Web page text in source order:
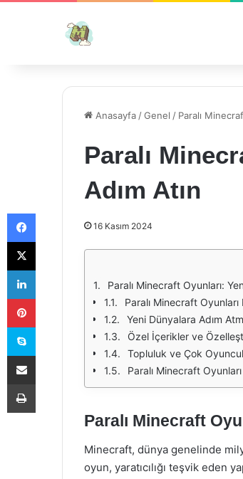
Anasayfa /Genel / Paralı
Paralı
Adım Atın
16 Kasım 2024
Paralı Minecraft Oyunları:
Paralı Minecraft Oyunları
Yeni Dünyalara Adım
Özel İçerikler ve
Topluluk ve Çok
Paralı Minecraft
Paralı Minecraft
Minecraft, dünya genelinde
oyun, yaratıcılığı teşvik eden
Facebook
X
LinkedIn
Pinterest
Skype
E-Posta ile paylaş